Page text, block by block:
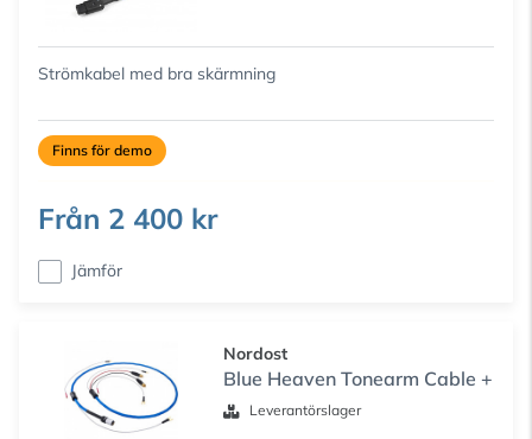
Strömkabel med bra skärmning
Finns för demo
Från 2 400 kr
Jämför
Nordost
Blue Heaven Tonearm Cable +
Leverantörslager